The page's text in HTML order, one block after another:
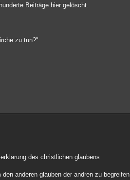
Beiträge hier gelöscht.
zu tun?"
des christlichen glaubens
anderen glauben der andren zu begreifen